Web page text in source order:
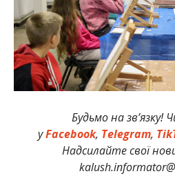
Будьмо на зв’язку!
уFacebook, Telegram,
Надсилайте свої